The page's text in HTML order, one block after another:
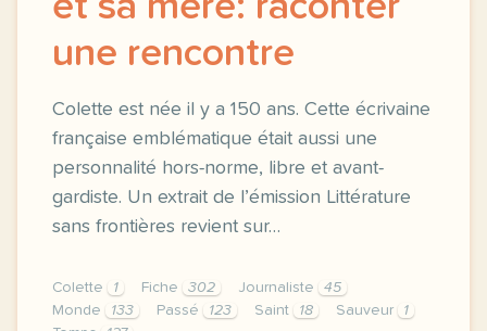
une rencontre
Colette est née il y a 150 ans. Cette écrivaine
française emblématique était aussi une
personnalité hors-norme, libre et avant-
gardiste. Un extrait de l’émission Littérature
sans frontières revient sur…
Colette 1 Fiche 302 Journaliste
45
Monde
133 Passé 123 Saint 18 Sauveur
1